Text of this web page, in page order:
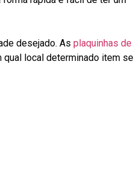
desejado. As plaquinhas de
local determinado item se